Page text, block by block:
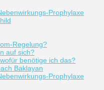
Prophylaxe
Regelung?
auf sich?
benötige ich das?
Baklayan
Prophylaxe